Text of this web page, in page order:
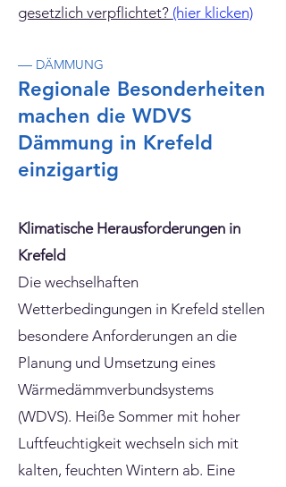
gesetzlich verpflichtet? (hier klicken)
— DÄMMUNG
Regionale Besonderheiten
machen die WDVS
Dämmung in Krefeld
einzigartig
Klimatische Herausforderungen in
Krefeld
Die wechselhaften
Wetterbedingungen in Krefeld stellen
besondere Anforderungen an die
Planung und Umsetzung eines
Wärmedämmverbundsystems
(WDVS). Heiße Sommer mit hoher
Luftfeuchtigkeit wechseln sich mit
kalten, feuchten Wintern ab. Eine